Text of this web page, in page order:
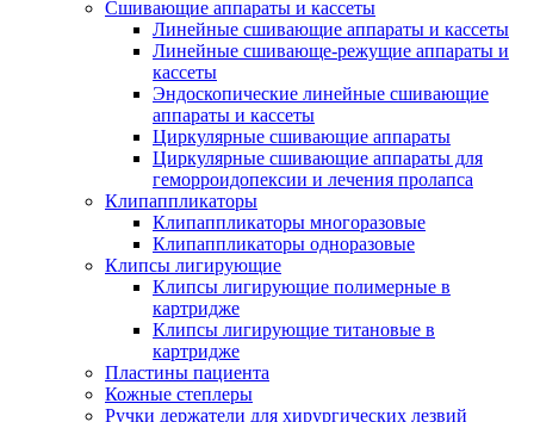
Сшивающие аппараты и кассеты
Линейные сшивающие аппараты и кассеты
Линейные сшивающе-режущие аппараты и
кассеты
Эндоскопические линейные сшивающие
аппараты и кассеты
Циркулярные сшивающие аппараты
Циркулярные сшивающие аппараты для
геморроидопексии и лечения пролапса
Клипаппликаторы
Клипаппликаторы многоразовые
Клипаппликаторы одноразовые
Клипсы лигирующие
Клипсы лигирующие полимерные в
картридже
Клипсы лигирующие титановые в
картридже
Пластины пациента
Кожные степлеры
Ручки держатели для хирургических лезвий